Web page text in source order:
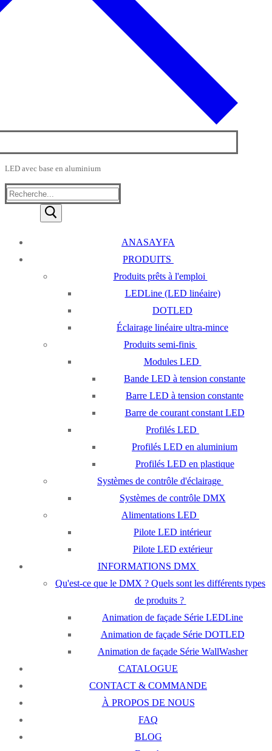
LED avec base en aluminium
Rechercher
ANASAYFA
PRODUITS
Produits prêts à l'emploi
LEDLine (LED linéaire)
DOTLED
Éclairage linéaire ultra-mince
Produits semi-finis
Modules LED
Bande LED à tension constante
Barre LED à tension constante
Barre de courant constant LED
Profilés LED
Profilés LED en aluminium
Profilés LED en plastique
Systèmes de contrôle d'éclairage
Systèmes de contrôle DMX
Alimentations LED
Pilote LED intérieur
Pilote LED extérieur
INFORMATIONS DMX
Qu'est-ce que le DMX ? Quels sont les différents types
de produits ?
Animation de façade Série LEDLine
Animation de façade Série DOTLED
Animation de façade Série WallWasher
CATALOGUE
CONTACT & COMMANDE
À PROPOS DE NOUS
FAQ
BLOG